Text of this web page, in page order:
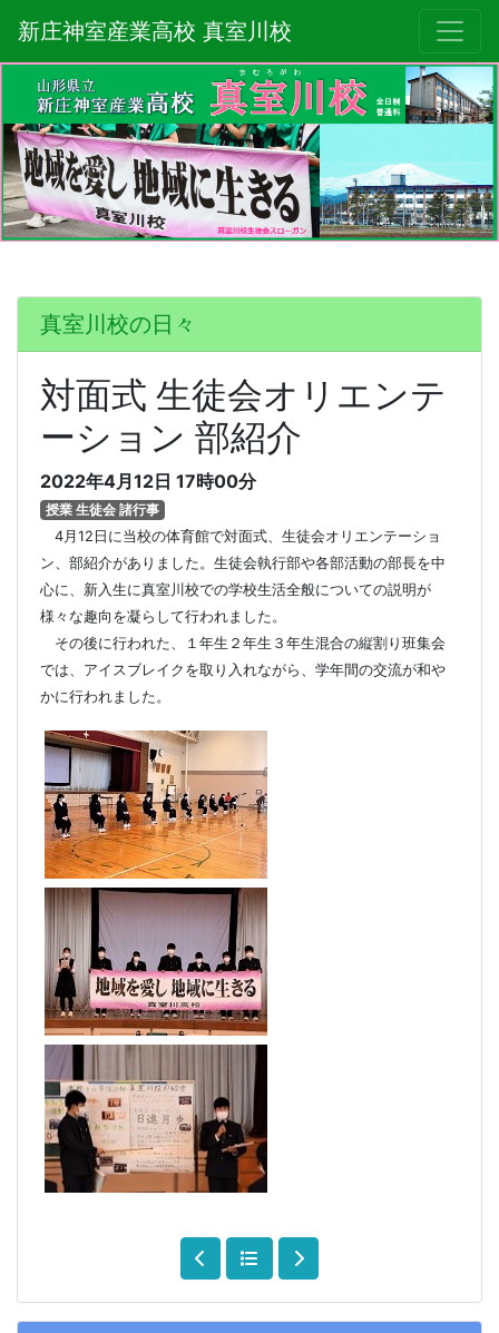
新庄神室産業高校 真室川校
真室川校の日々
対面式 生徒会オリエンテ
ーション 部紹介
2022年4月12日 17時00分
授業 生徒会 諸行事
4月12日に当校の体育館で対面式、生徒会オリエンテーショ
ン、部紹介がありました。生徒会執行部や各部活動の部長を中
心に、新入生に真室川校での学校生活全般についての説明が
様々な趣向を凝らして行われました。
その後に行われた、１年生２年生３年生混合の縦割り班集会
では、アイスブレイクを取り入れながら、学年間の交流が和や
かに行われました。